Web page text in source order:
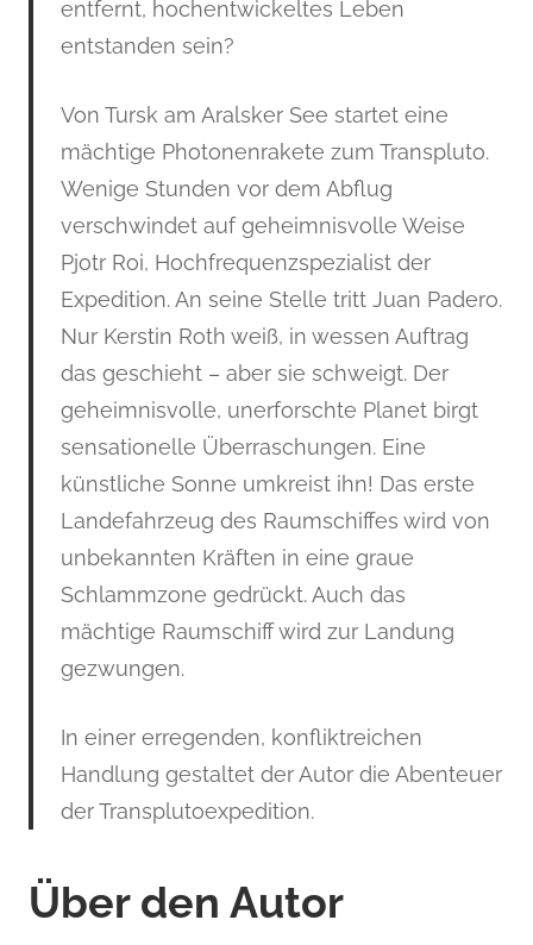
entfernt, hochentwickeltes Leben
entstanden sein?
Von Tursk am Aralsker See startet eine
mächtige Photonenrakete zum Transpluto.
Wenige Stunden vor dem Abflug
verschwindet auf geheimnisvolle Weise
Pjotr Roi, Hochfrequenzspezialist der
Expedition. An seine Stelle tritt Juan Padero.
Nur Kerstin Roth weiß, in wessen Auftrag
das geschieht – aber sie schweigt. Der
geheimnisvolle, unerforschte Planet birgt
sensationelle Überraschungen. Eine
künstliche Sonne umkreist ihn! Das erste
Landefahrzeug des Raumschiffes wird von
unbekannten Kräften in eine graue
Schlammzone gedrückt. Auch das
mächtige Raumschiff wird zur Landung
gezwungen.
In einer erregenden, konfliktreichen
Handlung gestaltet der Autor die Abenteuer
der Transplutoexpedition.
Über den Autor